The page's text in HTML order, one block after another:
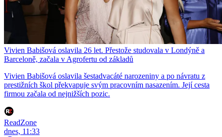
Vivien Babišová oslavila 26 let. Přestože studovala v Londýně a
Barceloně, začala v Agrofertu od základů
Vivien Babišová oslavila šestadvacáté narozeniny a po návratu z
prestižních škol překvapuje svým pracovním nasazením. Její cesta
firmou začala od nejnižších pozic.
ReadZone
dnes, 11:33